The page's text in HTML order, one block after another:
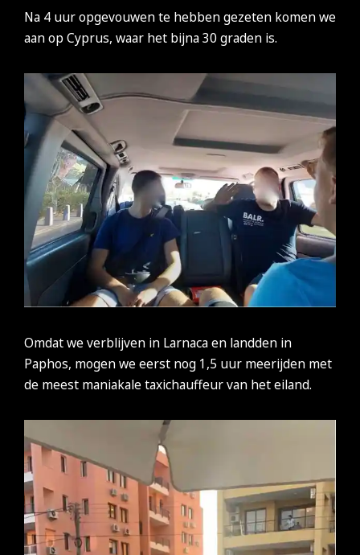
Na 4 uur opgevouwen te hebben gezeten komen we
aan op Cyprus, waar het bijna 30 graden is.
Omdat we verblijven in Larnaca en landden in
Paphos, mogen we eerst nog 1,5 uur meerijden met
de meest maniakale taxichauffeur van het eiland.